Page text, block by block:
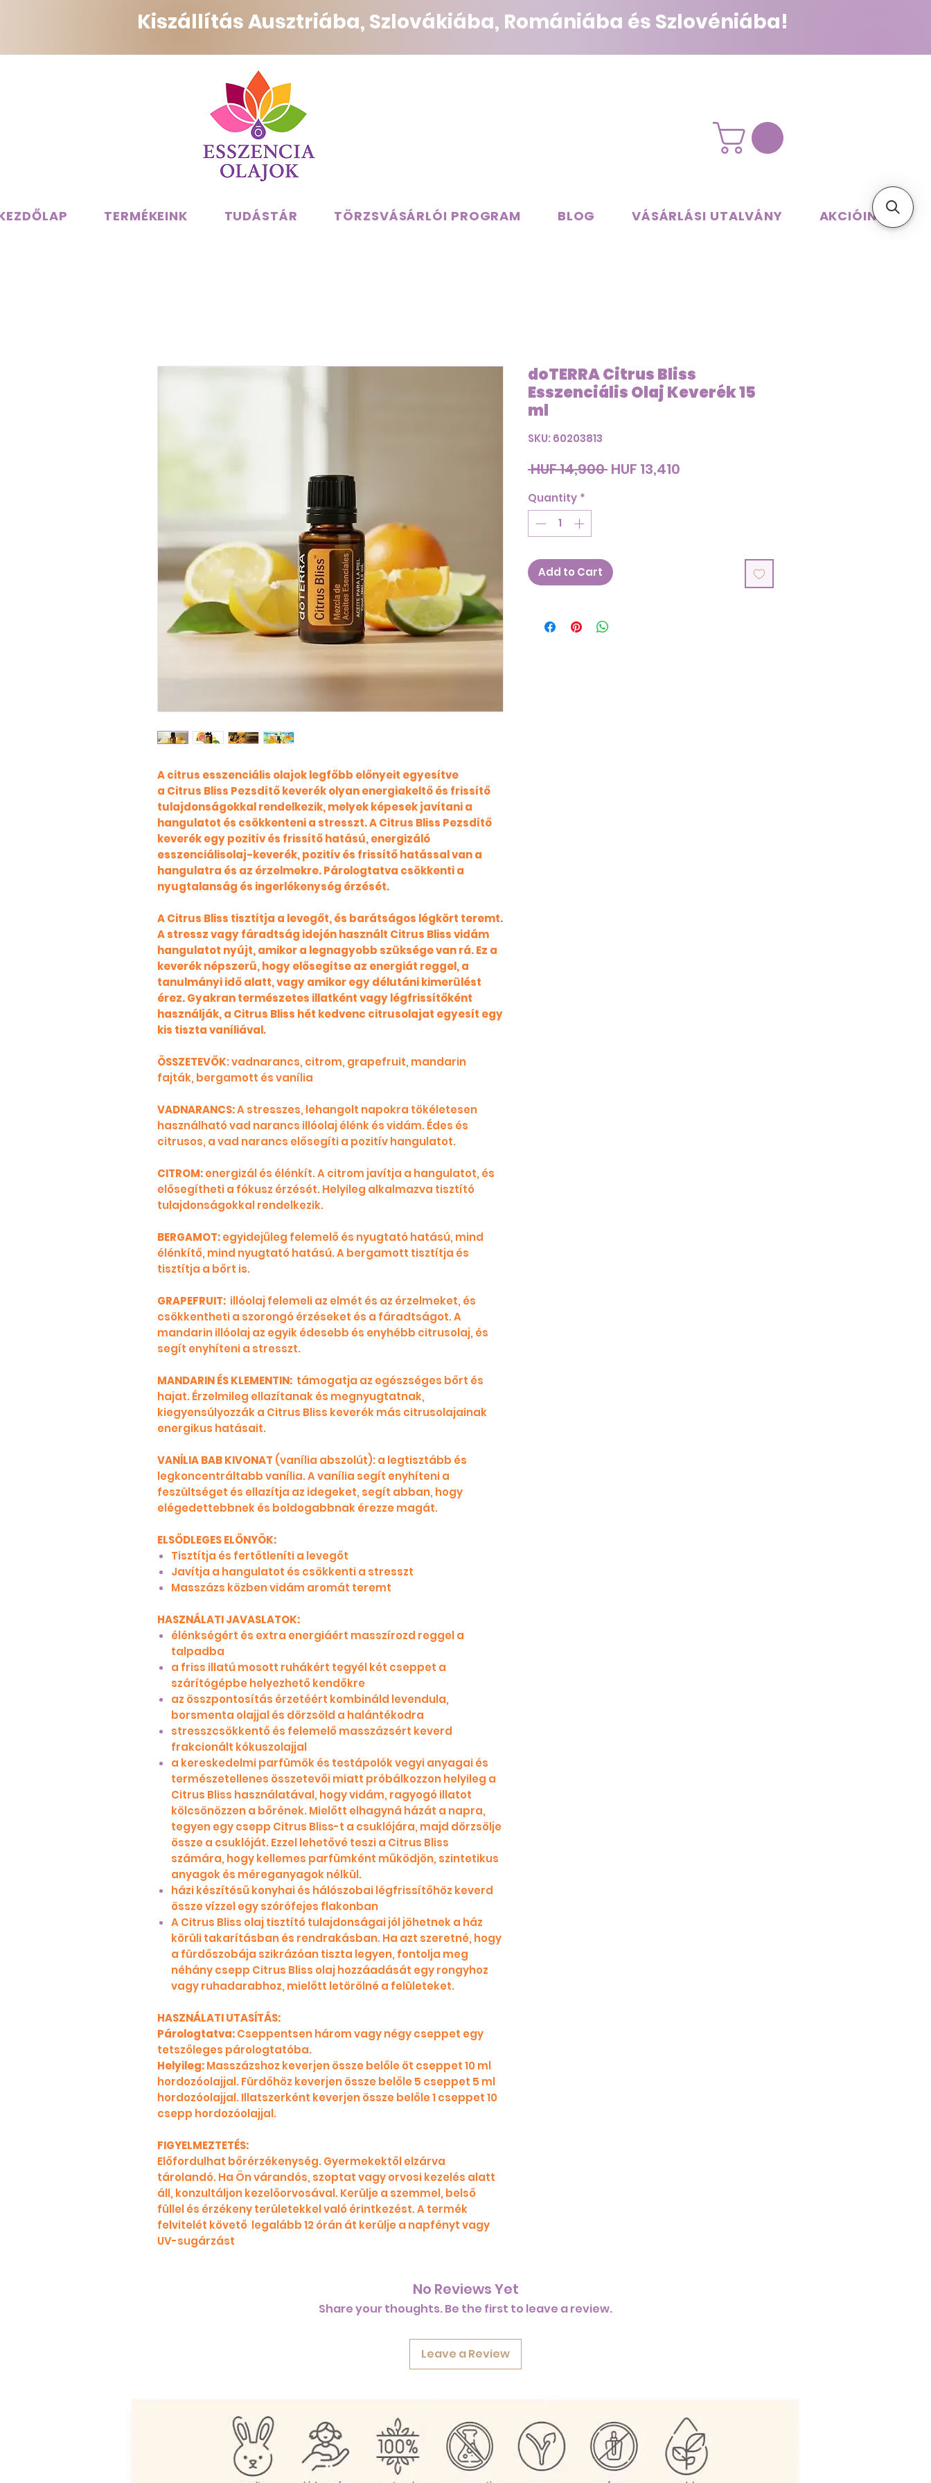
Kiszállítás Ausztriába, Szlovákiába, Romániába és Szlovéniába!
TERMÉKEINK TUDÁSTÁR TÖRZSVÁSÁRLÓI PROGRAM BLOG VÁSÁRLÁSI UTALVÁNY AKCIÓINK
A citrus esszenciális olajok legfőbb előnyeit egyesítve
a Citrus Bliss Pezsdítő keverék olyan energiakeltő és frissítő
tulajdonságokkal rendelkezik, melyek képesek javítani a
hangulatot és csökkenteni a stresszt. A Citrus Bliss Pezsdítő
keverék egy pozitív és frissítő hatású, energizáló
esszenciálisolaj-keverék, pozitív és frissítő hatással van a
hangulatra és az érzelmekre. Párologtatva csökkenti a
nyugtalanság és ingerlékenység érzését.
A Citrus Bliss tisztítja a levegőt, és barátságos légkört teremt.
A stressz vagy fáradtság idején használt Citrus Bliss vidám
hangulatot nyújt, amikor a legnagyobb szüksége van rá. Ez a
keverék népszerű, hogy elősegítse az energiát reggel, a
tanulmányi idő alatt, vagy amikor egy délutáni kimerülést
érez. Gyakran természetes illatként vagy légfrissítőként
használják, a Citrus Bliss hét kedvenc citrusolajat egyesít egy
kis tiszta vaníliával.
ÖSSZETEVŐK: vadnarancs, citrom, grapefruit, mandarin
fajták, bergamott és vanília
VADNARANCS:A stresszes, lehangolt napokra tökéletesen
használható vad narancs illóolaj élénk és vidám. Édes és
citrusos, a vad narancs elősegíti a pozitív hangulatot.
CITROM:energizál és élénkít. A citrom javítja a hangulatot, és
elősegítheti a fókusz érzését. Helyileg alkalmazva tisztító
tulajdonságokkal rendelkezik.
BERGAMOT:egyidejűleg felemelő és nyugtató hatású, mind
élénkítő, mind nyugtató hatású. A bergamott tisztítja és
tisztítja a bőrt is.
GRAPEFRUIT: illóolaj felemeli az elmét és az érzelmeket, és
csökkentheti a szorongó érzéseket és a fáradtságot. A
mandarin illóolaj az egyik édesebb és enyhébb citrusolaj, és
segít enyhíteni a stresszt.
MANDARIN ÉS KLEMENTIN: támogatja az egészséges bőrt és
hajat. Érzelmileg ellazítanak és megnyugtatnak,
kiegyensúlyozzák a Citrus Bliss keverék más citrusolajainak
energikus hatásait.
VANÍLIA BAB KIVONAT (vanília abszolút): a legtisztább és
legkoncentráltabb vanília. A vanília segít enyhíteni a
feszültséget és ellazítja az idegeket, segít abban, hogy
elégedettebbnek és boldogabbnak érezze magát.
ELSŐDLEGES ELŐNYÖK:
Tisztítja és fertőtleníti a levegőt
Javítja a hangulatot és csökkenti a stresszt
Masszázs közben vidám aromát teremt
HASZNÁLATI JAVASLATOK:
élénkségért és extra energiáért masszírozd reggel a
talpadba
a friss illatú mosott ruhákért tegyél két cseppet a
szárítógépbe helyezhető kendőkre
az összpontosítás érzetéért kombináld levendula,
borsmenta olajjal és dörzsöld a halántékodra
stresszcsökkentő és felemelő masszázsért keverd
frakcionált kókuszolajjal
a kereskedelmi parfümök és testápolók vegyi anyagai és
természetellenes összetevői miatt próbálkozzon helyileg a
Citrus Bliss használatával, hogy vidám, ragyogó illatot
kölcsönözzen a bőrének. Mielőtt elhagyná házát a napra,
tegyen egy csepp Citrus Bliss-t a csuklójára, majd dörzsölje
össze a csuklóját. Ezzel lehetővé teszi a Citrus Bliss
számára, hogy kellemes parfümként működjön, szintetikus
anyagok és méreganyagok nélkül.
házi készítésű konyhai és hálószobai légfrissítőhöz keverd
össze vízzel egy szórófejes flakonban
A Citrus Bliss olaj tisztító tulajdonságai jól jöhetnek a ház
körüli takarításban és rendrakásban. Ha azt szeretné, hogy
a fürdőszobája szikrázóan tiszta legyen, fontolja meg
néhány csepp Citrus Bliss olaj hozzáadását egy rongyhoz
vagy ruhadarabhoz, mielőtt letörölné a felületeket.
HASZNÁLATI UTASÍTÁS:
Párologtatva:Cseppentsen három vagy négy cseppet egy
tetszőleges párologtatóba.
Helyileg:Masszázshoz keverjen össze belőle öt cseppet 10 ml
hordozóolajjal. Fürdőhöz keverjen össze belőle 5 cseppet 5 ml
hordozóolajjal. Illatszerként keverjen össze belőle 1 cseppet 10
csepp hordozóolajjal.
FIGYELMEZTETÉS:
Előfordulhat bőrérzékenység. Gyermekektől elzárva
tárolandó. Ha Ön várandós, szoptat vagy orvosi kezelés alatt
áll, konzultáljon kezelőorvosával. Kerülje a szemmel, belső
füllel és érzékeny területekkel való érintkezést. A termék
felvitelét követő legalább 12 órán át kerülje a napfényt vagy
UV-sugárzást
doTERRA Citrus Bliss
Esszenciális Olaj Keverék 15
ml
SKU: 60203813
HUF 14,900 Regular
HUF 13,410
Quantity *
Add to Cart
No Reviews Yet
Share your thoughts. Be the first to leave a review.
Leave a Review